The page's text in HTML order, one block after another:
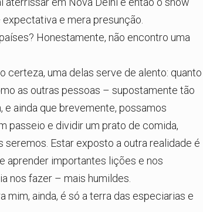
e mera presunção.
Honestamente, não encontro uma
certeza, uma delas serve de alento: quanto
as outras pessoas – supostamente tão
ainda que brevemente, possamos
passeio e dividir um prato de comida,
Estar exposto a outra realidade é
aprender importantes lições e nos
nos fazer – mais humildes.
mim, ainda, é só a terra das especiarias e